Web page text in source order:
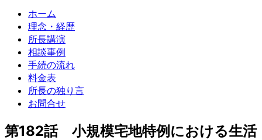
ホーム
理念・経歴
所長講演
相談事例
手続の流れ
料金表
所長の独り言
お問合せ
第182話 小規模宅地特例における生活